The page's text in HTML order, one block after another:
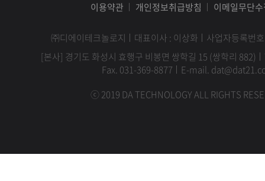
이용약관 개인정보취급방침 이메일무단
㈜디에이테크놀로지 대표이사 : 이상화
사업자등록번
[본사] 경기도 화성시 효행구 비봉면 쌍학길 15 (쌍학리 882)
Fax. 031-369-8877
E-mail.
ⓒ 2019 DA TECHNOLOGY ALL RIGHTS